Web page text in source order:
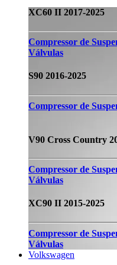
XC60 II 2017-2025
Compressor de
Válvulas
S90 2016-2025
Compressor de
V90 Cross Country
Compressor de
Válvulas
XC90 II 2015-2025
Compressor de
Válvulas
Volkswagen